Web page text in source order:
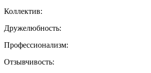
Коллектив:
Дружелюбность:
Профессионализм:
Отзывчивость: